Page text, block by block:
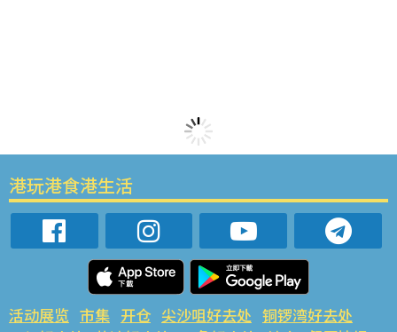
港玩港食港生活
活动展览 市集 开仓 尖沙咀好去处 铜锣湾好去处